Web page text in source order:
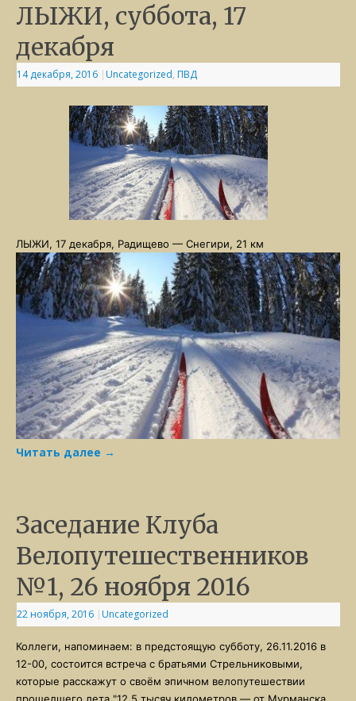
ЛЫЖИ, суббота, 17
декабря
14 декабря, 2016 | Uncategorized, ПВД
ЛЫЖИ, 17 декабря, Радищево — Снегири, 21 км
Читать далее →
Заседание Клуба
Велопутешественников
№1, 26 ноября 2016
22 ноября, 2016 | Uncategorized
Коллеги, напоминаем: в предстоящую субботу, 26.11.2016 в
12-00, состоится встреча с братьями Стрельниковыми,
которые расскажут о своём эпичном велопутешествии